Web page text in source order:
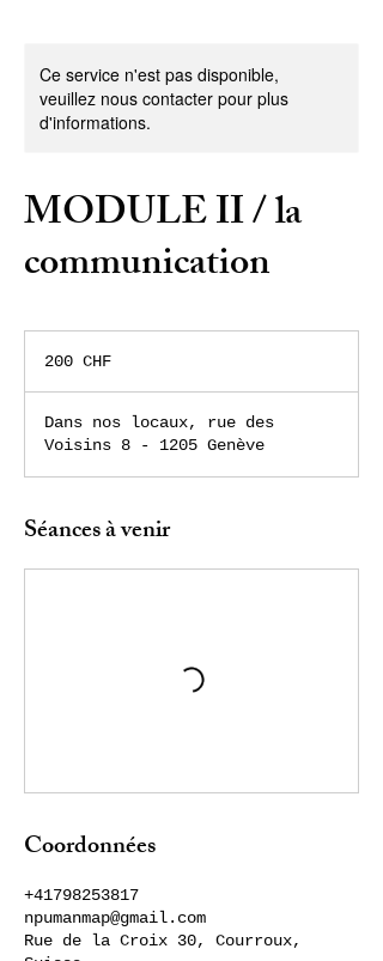
Ce service n'est pas disponible,
veuillez nous contacter pour plus
d'informations.
MODULE II / la
communication
suisses
200 CHF
Dans nos locaux, rue des
Voisins 8 - 1205 Genève
Séances à venir
Coordonnées
+41798253817
npumanmap@gmail.com
Rue de la Croix 30, Courroux,